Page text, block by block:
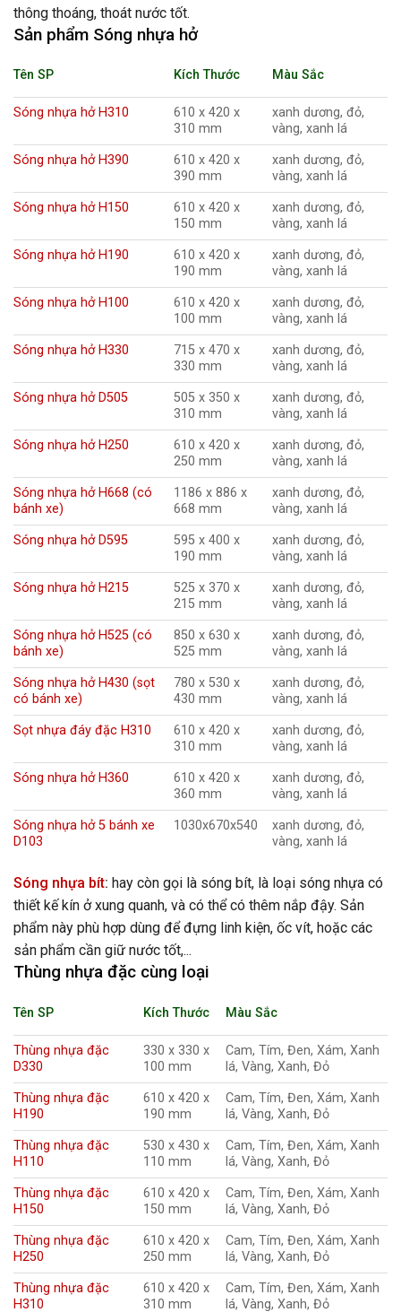
thông thoáng, thoát nước tốt.
Sản phẩm Sóng nhựa hở
Tên SP Kích Thước Màu Sắc
Sóng nhựa hở H310
610 x 420 x
310 mm
xanh dương, đỏ,
vàng, xanh lá
Sóng nhựa hở H390
610 x 420 x
390 mm
xanh dương, đỏ,
vàng, xanh lá
Sóng nhựa hở H150
610 x 420 x
150 mm
xanh dương, đỏ,
vàng, xanh lá
Sóng nhựa hở H190
610 x 420 x
190 mm
xanh dương, đỏ,
vàng, xanh lá
Sóng nhựa hở H100
610 x 420 x
100 mm
xanh dương, đỏ,
vàng, xanh lá
Sóng nhựa hở H330
715 x 470 x
330 mm
xanh dương, đỏ,
vàng, xanh lá
Sóng nhựa hở D505
505 x 350 x
310 mm
xanh dương, đỏ,
vàng, xanh lá
Sóng nhựa hở H250
610 x 420 x
250 mm
xanh dương, đỏ,
vàng, xanh lá
Sóng nhựa hở H668 (có
bánh xe)
1186 x 886 x
668 mm
xanh dương, đỏ,
vàng, xanh lá
Sóng nhựa hở D595
595 x 400 x
190 mm
xanh dương, đỏ,
vàng, xanh lá
Sóng nhựa hở H215
525 x 370 x
215 mm
xanh dương, đỏ,
vàng, xanh lá
Sóng nhựa hở H525 (có
bánh xe)
850 x 630 x
525 mm
xanh dương, đỏ,
vàng, xanh lá
Sóng nhựa hở H430 (sọt
có bánh xe)
780 x 530 x
430 mm
xanh dương, đỏ,
vàng, xanh lá
Sọt nhựa đáy đặc H310
610 x 420 x
310 mm
xanh dương, đỏ,
vàng, xanh lá
Sóng nhựa hở H360
610 x 420 x
360 mm
xanh dương, đỏ,
vàng, xanh lá
Sóng nhựa hở 5 bánh xe
D103
1030x670x540
xanh dương, đỏ,
vàng, xanh lá
Sóng nhựa bít: hay còn gọi là sóng bít, là loại sóng nhựa có
thiết kế kín ở xung quanh, và có thể có thêm nắp đậy. Sản
phẩm này phù hợp dùng để đựng linh kiện, ốc vít, hoặc các
sản phẩm cần giữ nước tốt,...
Thùng nhựa đặc cùng loại
Tên SP Kích Thước Màu Sắc
Thùng nhựa đặc
D330
330 x 330 x
100 mm
Cam, Tím, Đen, Xám, Xanh
lá, Vàng, Xanh, Đỏ
Thùng nhựa đặc
H190
610 x 420 x
190 mm
Cam, Tím, Đen, Xám, Xanh
lá, Vàng, Xanh, Đỏ
Thùng nhựa đặc
H110
530 x 430 x
110 mm
Cam, Tím, Đen, Xám, Xanh
lá, Vàng, Xanh, Đỏ
Thùng nhựa đặc
H150
610 x 420 x
150 mm
Cam, Tím, Đen, Xám, Xanh
lá, Vàng, Xanh, Đỏ
Thùng nhựa đặc
H250
610 x 420 x
250 mm
Cam, Tím, Đen, Xám, Xanh
lá, Vàng, Xanh, Đỏ
Thùng nhựa đặc
H310
610 x 420 x
310 mm
Cam, Tím, Đen, Xám, Xanh
lá, Vàng, Xanh, Đỏ